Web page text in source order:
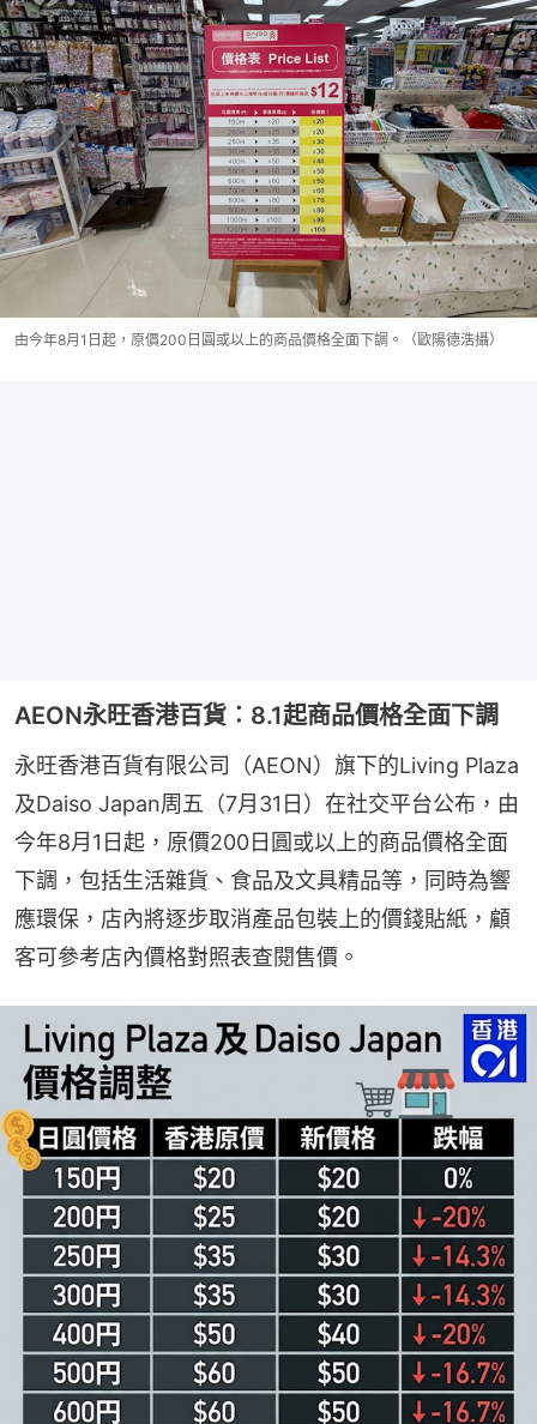
由今年8月1日起，原價200日圓或以上的商品價格全面下調。（歐陽德浩攝）
AEON永旺香港百貨︰8.1起商品價格全面下調
永旺香港百貨有限公司（AEON）旗下的Living Plaza
及Daiso Japan周五（7月31日）在社交平台公布，由
今年8月1日起，原價200日圓或以上的商品價格全面
下調，包括生活雜貨、食品及文具精品等，同時為響
應環保，店內將逐步取消產品包裝上的價錢貼紙，顧
客可參考店內價格對照表查閱售價。